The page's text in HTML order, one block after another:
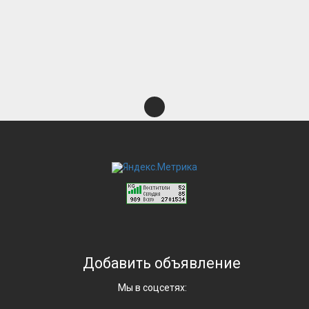
Добавить объявление
Мы в соцсетях: